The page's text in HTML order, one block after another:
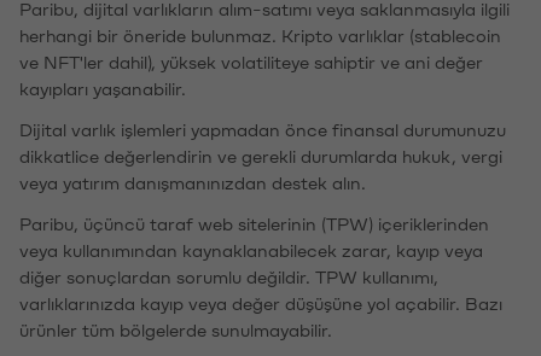
Paribu, dijital varlıkların alım-satımı veya saklanmasıyla ilgili
herhangi bir öneride bulunmaz. Kripto varlıklar (stablecoin
ve NFT'ler dahil), yüksek volatiliteye sahiptir ve ani değer
kayıpları yaşanabilir.
Dijital varlık işlemleri yapmadan önce finansal durumunuzu
dikkatlice değerlendirin ve gerekli durumlarda hukuk, vergi
veya yatırım danışmanınızdan destek alın.
Paribu, üçüncü taraf web sitelerinin (TPW) içeriklerinden
veya kullanımından kaynaklanabilecek zarar, kayıp veya
diğer sonuçlardan sorumlu değildir. TPW kullanımı,
varlıklarınızda kayıp veya değer düşüşüne yol açabilir. Bazı
ürünler tüm bölgelerde sunulmayabilir.